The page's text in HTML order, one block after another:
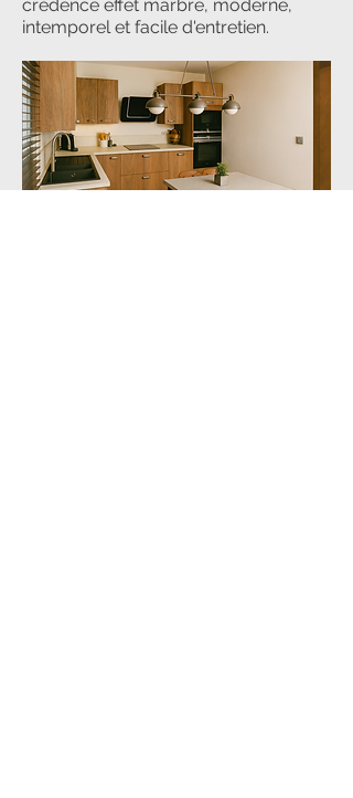
crédence effet marbre, moderne,
intemporel et facile d'entretien.